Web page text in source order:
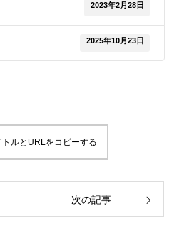
2023年2月28日
2025年10月23日
ルとURLをコピーする
次の記事